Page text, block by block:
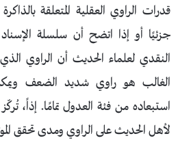
قدرات الراوي العقلية المتعلقة
جزئيًا أو إذا اتضح أن سلسلة الإسناد
النقدي لعلماء الحديث أن الراوي
الغالب هو راوي شديد الضعف
استبعاده من فئة العدول تمامًا. إذاً،
لأهل الحديث على الراوي ومدى تحقق